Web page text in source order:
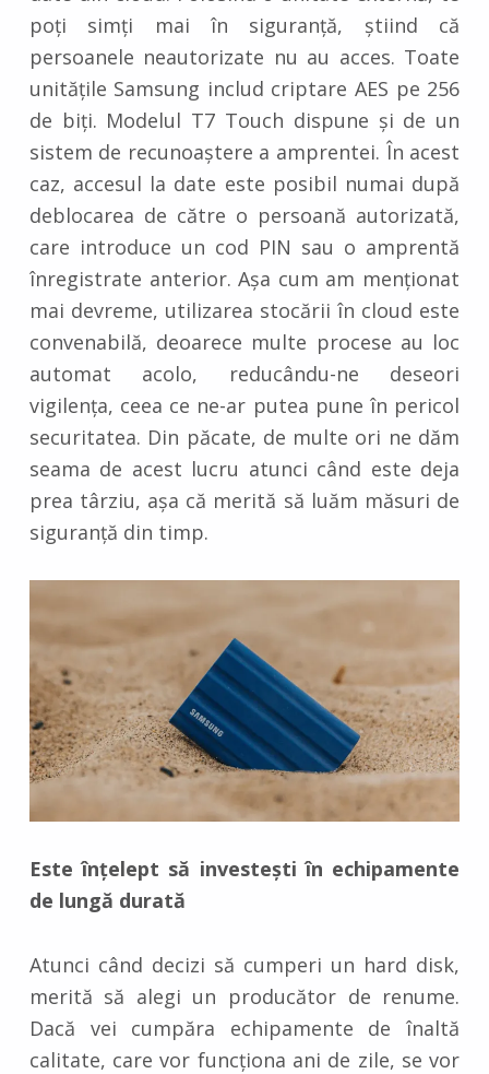
poți simți mai în siguranță, știind că
persoanele neautorizate nu au acces. Toate
unitățile Samsung includ criptare AES pe 256
de biți. Modelul T7 Touch dispune și de un
sistem de recunoaștere a amprentei. În acest
caz, accesul la date este posibil numai după
deblocarea de către o persoană autorizată,
care introduce un cod PIN sau o amprentă
înregistrate anterior. Așa cum am menționat
mai devreme, utilizarea stocării în cloud este
convenabilă, deoarece multe procese au loc
automat acolo, reducându-ne deseori
vigilența, ceea ce ne-ar putea pune în pericol
securitatea. Din păcate, de multe ori ne dăm
seama de acest lucru atunci când este deja
prea târziu, așa că merită să luăm măsuri de
siguranță din timp.
Este înțelept să investești în echipamente
de lungă durată
Atunci când decizi să cumperi un hard disk,
merită să alegi un producător de renume.
Dacă vei cumpăra echipamente de înaltă
calitate, care vor funcționa ani de zile, se vor